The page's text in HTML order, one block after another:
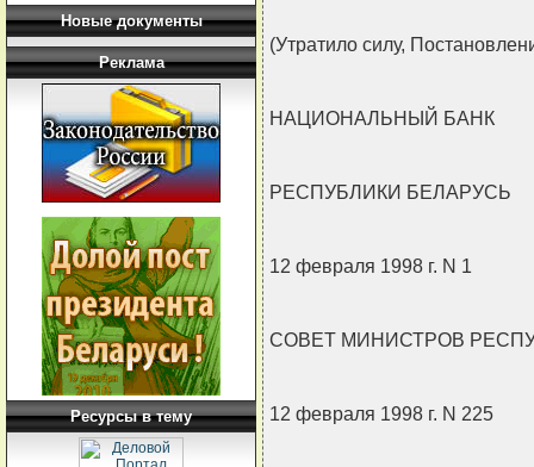
Новые документы
Реклама
Ресурсы в тему
(Утратило силу,
НАЦИОНАЛЬНЫЙ БАНК
РЕСПУБЛИКИ БЕЛАРУСЬ
12 февраля 1998 г. N 1
СОВЕТ МИНИСТРОВ
12 февраля 1998 г. N 225